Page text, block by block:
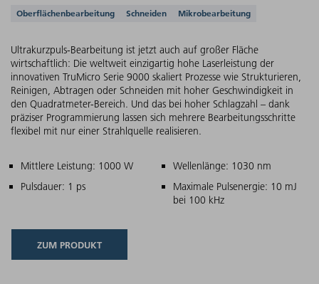
Unterstützte Anwendungen
Oberflächenbearbeitung Schneiden Mikrobearbeitung
Ultrakurzpuls-Bearbeitung ist jetzt auch auf großer Fläche
wirtschaftlich: Die weltweit einzigartig hohe Laserleistung der
innovativen TruMicro Serie 9000 skaliert Prozesse wie Strukturieren,
Reinigen, Abtragen oder Schneiden mit hoher Geschwindigkeit in
den Quadratmeter-Bereich. Und das bei hoher Schlagzahl – dank
präziser Programmierung lassen sich mehrere Bearbeitungsschritte
flexibel mit nur einer Strahlquelle realisieren.
Hauptmerkmale
Mittlere Leistung: 1000 W
Wellenlänge: 1030 nm
Pulsdauer: 1 ps
Maximale Pulsenergie: 10 mJ
bei 100 kHz
ZUM PRODUKT